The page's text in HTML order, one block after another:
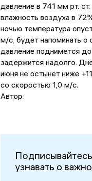
давление в 741 мм рт.
влажность воздуха в
ночью температура
м/с, будет напоминать о
давление поднимется
задержится надолго.
июня не остынет ниже
со скоростью 1,0 м/с.
Автор:
узнавать о